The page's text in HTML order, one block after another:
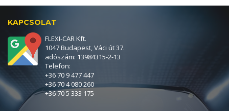
KAPCSOLAT
FLEXI-CAR Kft.
1047 Budapest, Váci út 37.
adószám: 13984315-2-13
Telefon:
+36 70 9 477 447
+36 70 4 080 260
+36 70 5 333 175